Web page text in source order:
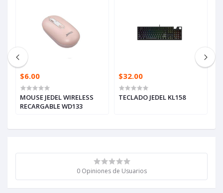
0 Opiniones de Usuarios
$6.00
MOUSE JEDEL WIRELESS
RECARGABLE WD133
$32.00
TECLADO JEDEL KL158